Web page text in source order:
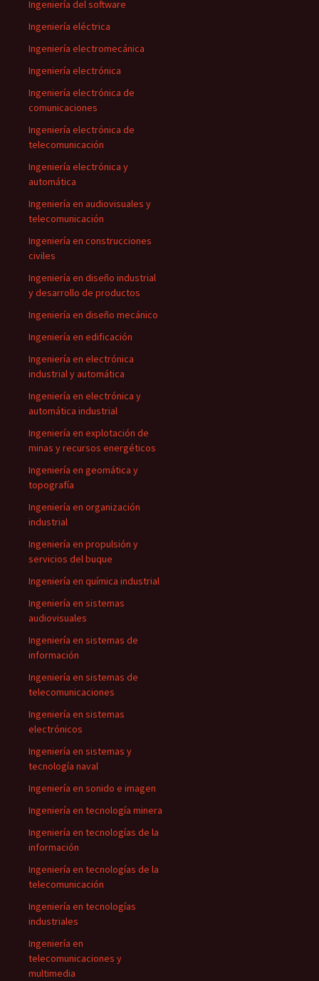
Ingeniería del software
Ingeniería eléctrica
Ingeniería electromecánica
Ingeniería electrónica
Ingeniería electrónica de
comunicaciones
Ingeniería electrónica de
telecomunicación
Ingeniería electrónica y
automática
Ingeniería en audiovisuales y
telecomunicación
Ingeniería en construcciones
civiles
Ingeniería en diseño industrial
y desarrollo de productos
Ingeniería en diseño mecánico
Ingeniería en edificación
Ingeniería en electrónica
industrial y automática
Ingeniería en electrónica y
automática industrial
Ingeniería en explotación de
minas y recursos energéticos
Ingeniería en geomática y
topografía
Ingeniería en organización
industrial
Ingeniería en propulsión y
servicios del buque
Ingeniería en química industrial
Ingeniería en sistemas
audiovisuales
Ingeniería en sistemas de
información
Ingeniería en sistemas de
telecomunicaciones
Ingeniería en sistemas
electrónicos
Ingeniería en sistemas y
tecnología naval
Ingeniería en sonido e imagen
Ingeniería en tecnología minera
Ingeniería en tecnologías de la
información
Ingeniería en tecnologías de la
telecomunicación
Ingeniería en tecnologías
industriales
Ingeniería en
telecomunicaciones y
multimedia